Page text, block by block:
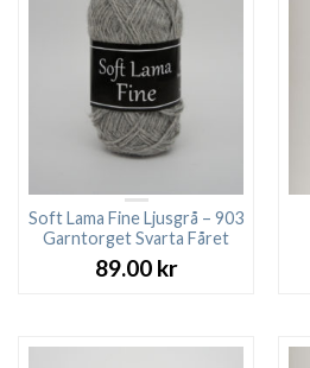
Soft Lama Fine Ljusgrå – 903
Garntorget Svarta Fåret
89.00 kr